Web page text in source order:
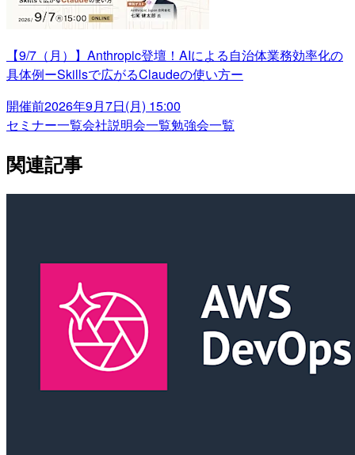
【9/7（月）】Anthropic登壇！AIによる自治体業務効率化の
具体例ーSkillsで広がるClaudeの使い方ー
開催前2026年9月7日(月) 15:00
セミナー一覧会社説明会一覧勉強会一覧
関連記事